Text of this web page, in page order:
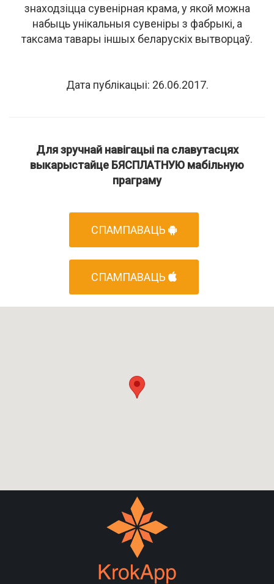
знаходзіцца сувенірная крама, у якой можна
набыць унікальныя сувеніры з фабрыкі, а
таксама тавары іншых беларускіх вытворцаў.
Дата публікацыі: 26.06.2017.
Для зручнай навігацыі па славутасцях
выкарыстайце БЯСПЛАТНУЮ мабільную
праграму
СПАМПАВАЦЬ
СПАМПАВАЦЬ